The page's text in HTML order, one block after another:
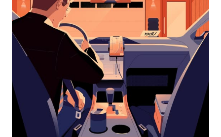
selecionar
uma
data.
Pressione
a
tecla
“ESC”
o
calendário.